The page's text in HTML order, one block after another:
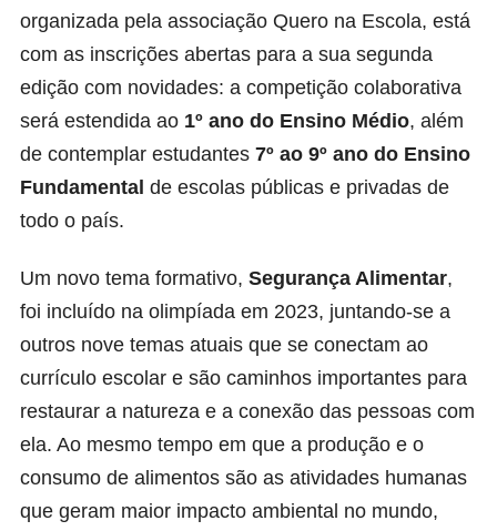
organizada pela associação Quero na Escola, está
com as inscrições abertas para a sua segunda
edição com novidades: a competição colaborativa
será estendida ao 1º ano do Ensino Médio, além
de contemplar estudantes 7º ao 9º ano do Ensino
Fundamental de escolas públicas e privadas de
todo o país.
Um novo tema formativo, Segurança Alimentar,
foi incluído na olimpíada em 2023, juntando-se a
outros nove temas atuais que se conectam ao
currículo escolar e são caminhos importantes para
restaurar a natureza e a conexão das pessoas com
ela. Ao mesmo tempo em que a produção e o
consumo de alimentos são as atividades humanas
que geram maior impacto ambiental no mundo,